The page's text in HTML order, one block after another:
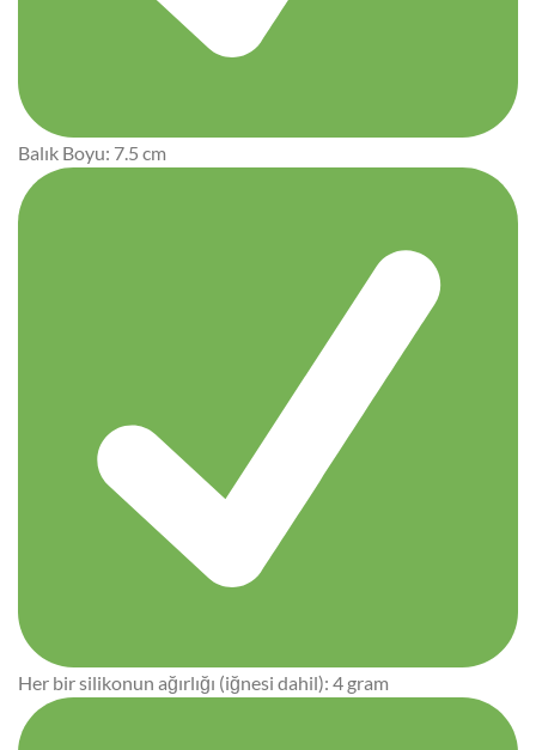
Balık Boyu: 7.5 cm
Her bir silikonun ağırlığı (iğnesi dahil): 4 gram